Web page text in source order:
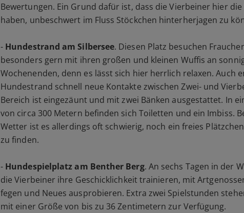
Bewertungen. Ein Grund dafür ist, dass die Vierbeiner hier
haben, unbeschwert im Fluss Stöckchen hinterherjagen zu
- Hundestrand am Silbersee. Diesen Platz besuchen
besonders gern mit ihren großen und kleinen Wuffis an
Wochenenden, denn es lässt sich hier herrlich relaxen. Auch
Hundestrand schnell neue Kontakte zwischen Zwei- und
Bereich ist eingezäunt und mit zwei Bänken ausgestattet. In
von circa 300 Metern befinden sich Toiletten und ein Imbiss.
Wetter ist es allerdings oft schwierig, noch ein freies
zu finden.
- Hundespielplatz am Benther Berg. An sechs Tagen in der
die Vierbeiner ihre Geschicklichkeit trainieren, mit
fegen und Neues ausprobieren. Extra zwei Spielstunden
mit einer Größe von bis zu 36 Zentimetern zur Verfügung.